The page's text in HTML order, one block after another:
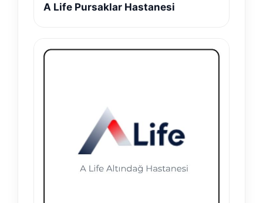
A Life Pursaklar Hastanesi